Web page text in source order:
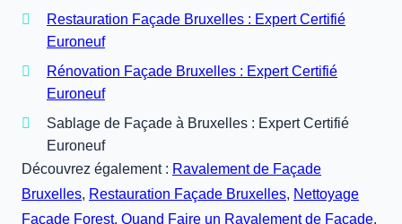
Restauration Façade Bruxelles : Expert Certifié
Euroneuf
Rénovation Façade Bruxelles : Expert Certifié
Euroneuf
Sablage de Façade à Bruxelles : Expert Certifié
Euroneuf
Découvrez également : Ravalement de Façade
Bruxelles, Restauration Façade Bruxelles, Nettoyage
Façade Forest, Quand Faire un Ravalement de Façade.